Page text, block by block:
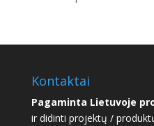
Kontaktai
Pagaminta Lietuvoje
ir didinti projektų /